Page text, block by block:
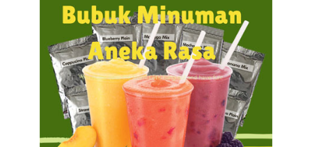
marketing,ppl
marketing
digital,online
marketing
digital,digital
marketing
sms,promosi
digital,promosi
marketing,paket